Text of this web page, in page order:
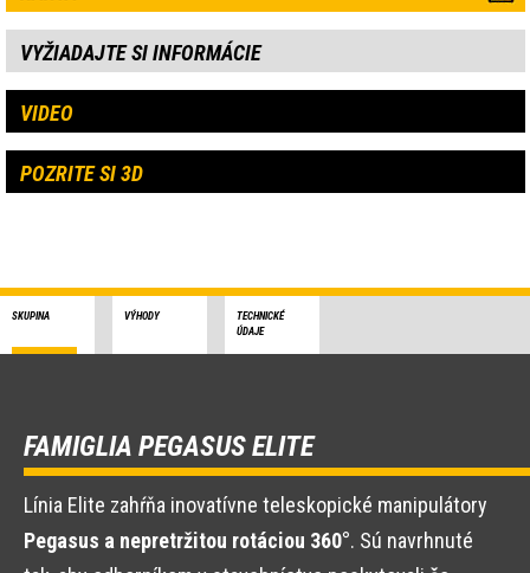
VYŽIADAJTE SI INFORMÁCIE
VIDEO
POZRITE SI 3D
SKUPINA VÝHODY
TECHNICKÉ
ÚDAJE
FAMIGLIA PEGASUS ELITE
Línia Elite zahŕňa inovatívne teleskopické manipulátory
Pegasus a nepretržitou rotáciou 360°. Sú navrhnuté